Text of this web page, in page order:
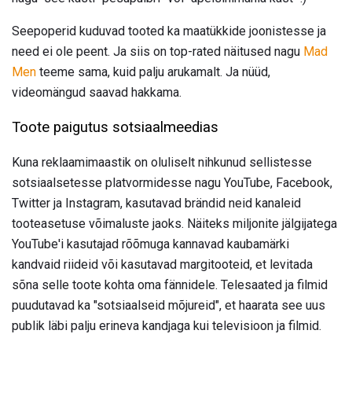
Seepoperid kuduvad tooted ka maatükkide joonistesse ja
need ei ole peent. Ja siis on top-rated näitused nagu Mad
Men teeme sama, kuid palju arukamalt. Ja nüüd,
videomängud saavad hakkama.
Toote paigutus sotsiaalmeedias
Kuna reklaamimaastik on oluliselt nihkunud sellistesse
sotsiaalsetesse platvormidesse nagu YouTube, Facebook,
Twitter ja Instagram, kasutavad brändid neid kanaleid
tooteasetuse võimaluste jaoks. Näiteks miljonite jälgijatega
YouTube'i kasutajad rõõmuga kannavad kaubamärki
kandvaid riideid või kasutavad margitooteid, et levitada
sõna selle toote kohta oma fännidele. Telesaated ja filmid
puudutavad ka "sotsiaalseid mõjureid", et haarata see uus
publik läbi palju erineva kandjaga kui televisioon ja filmid.